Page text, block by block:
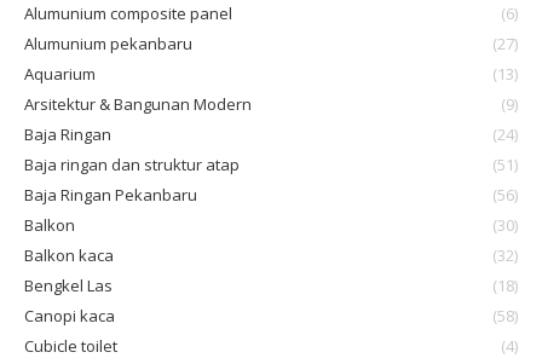
Alumunium composite panel
(6)
Alumunium pekanbaru
(27)
Aquarium
(13)
Arsitektur & Bangunan Modern
(9)
Baja Ringan
(24)
Baja ringan dan struktur atap
(51)
Baja Ringan Pekanbaru
(56)
Balkon
(30)
Balkon kaca
(32)
Bengkel Las
(18)
Canopi kaca
(58)
Cubicle toilet
(4)